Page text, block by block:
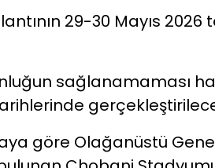
29-30 Mayıs 2026
sağlanamaması
göre Olağanüstü Genel